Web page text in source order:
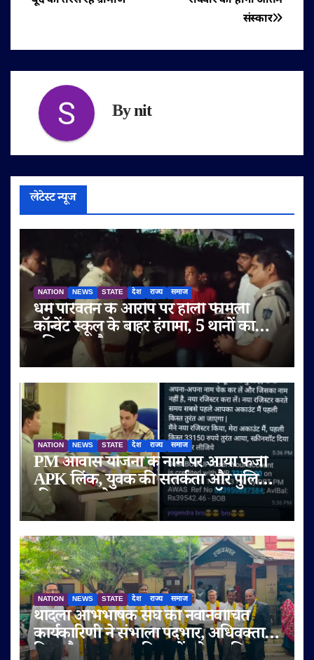
संस्कार
Bynit
लेटेस्ट न्यूज
NATION NEWS STATE देश राज्य समाज
धर्म परिवर्तन के आरोप पर होली फैमिली
कॉन्वेंट स्कूल के बाहर हंगामा, 5 थानों का
पुलिस बल तैनात
NATION NEWS STATE देश राज्य समाज
PM आवास योजना के नाम पर आया फर्जी
APK लिंक, युवक की सतर्कता और पुलिस
की तत्परता से टला बड़ा साइबर फ्रॉड
NATION NEWS STATE देश राज्य समाज
थांदला अभिभाषक संघ की नवनिर्वाचित
कार्यकारिणी ने संभाला पदभार, अधिवक्ता
हित और पक्षकार सुविधाओं को प्राथमिकता